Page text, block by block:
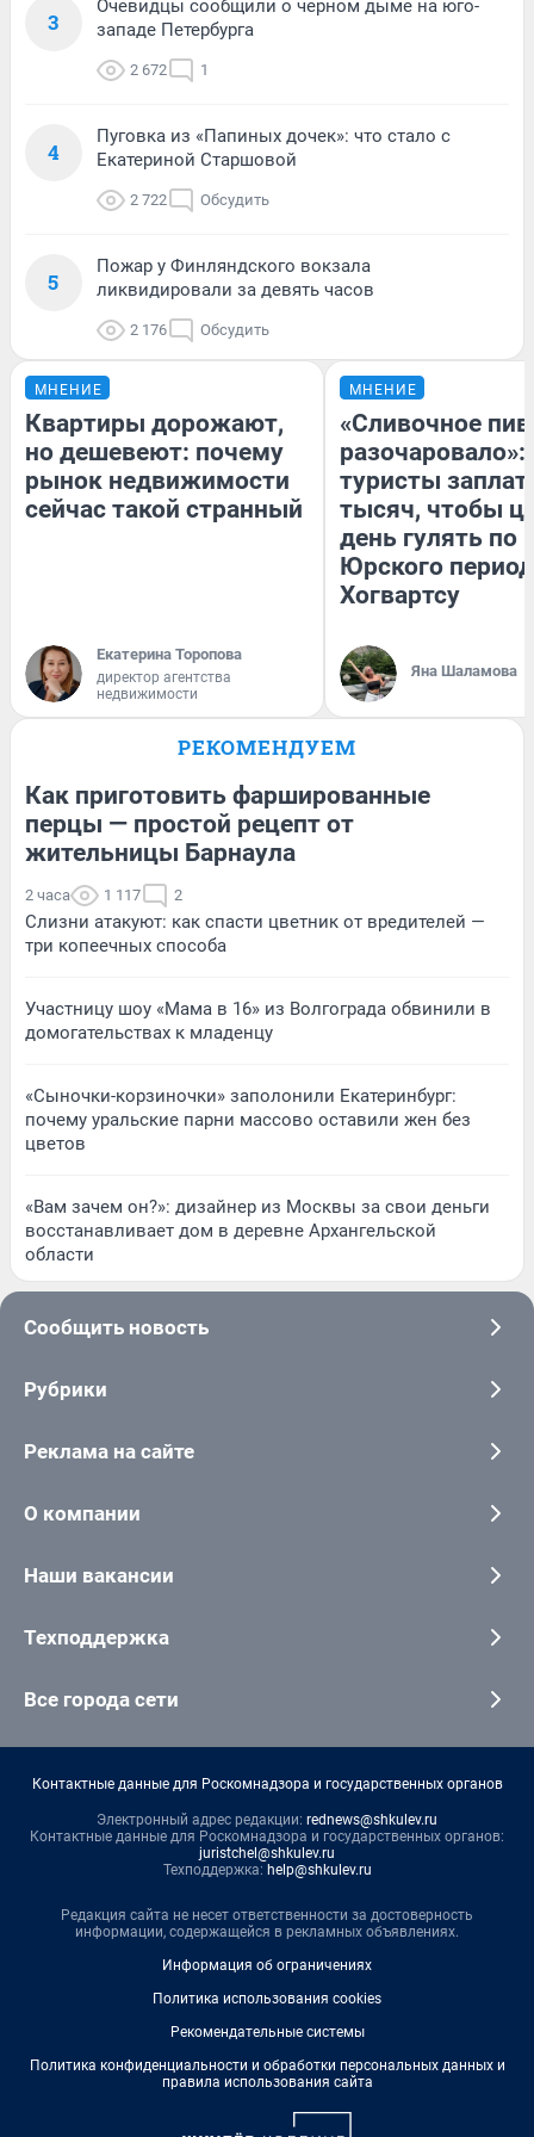
3
Очевидцы сообщили о черном дыме на юго-
западе Петербурга
2 672 1
4
Пуговка из «Папиных дочек»: что стало с
Екатериной Старшовой
2 722 Обсудить
5
Пожар у Финляндского вокзала
ликвидировали за девять часов
2 176 Обсудить
МНЕНИЕ
Квартиры дорожают,
но дешевеют: почему
рынок недвижимости
сейчас такой странный
Екатерина Торопова
директор агентства
недвижимости
МНЕНИЕ
«Сливочное
разочаровало»:
туристы
тысяч, чтобы
день гулять по
Юрского
Хогвартсу
Яна Шаламова
РЕКОМЕНДУЕМ
Как приготовить фаршированные
перцы — простой рецепт от
жительницы Барнаула
2 часа 1 117 2
Слизни атакуют: как спасти цветник от вредителей —
три копеечных способа
Участницу шоу «Мама в 16» из Волгограда обвинили в
домогательствах к младенцу
«Сыночки-корзиночки» заполонили Екатеринбург:
почему уральские парни массово оставили жен без
цветов
«Вам зачем он?»: дизайнер из Москвы за свои деньги
восстанавливает дом в деревне Архангельской
области
Сообщить новость
Рубрики
Реклама на сайте
О компании
Наши вакансии
Техподдержка
Все города сети
Контактные данные для Роскомнадзора и государственных органов
Электронный адрес редакции: rednews@shkulev.ru
Контактные данные для Роскомнадзора и государственных органов:
juristchel@shkulev.ru
Техподдержка: help@shkulev.ru
Редакция сайта не несет ответственности за достоверность
информации, содержащейся в рекламных объявлениях.
Информация об ограничениях
Политика использования cookies
Рекомендательные системы
Политика конфиденциальности и обработки персональных данных и
правила использования сайта